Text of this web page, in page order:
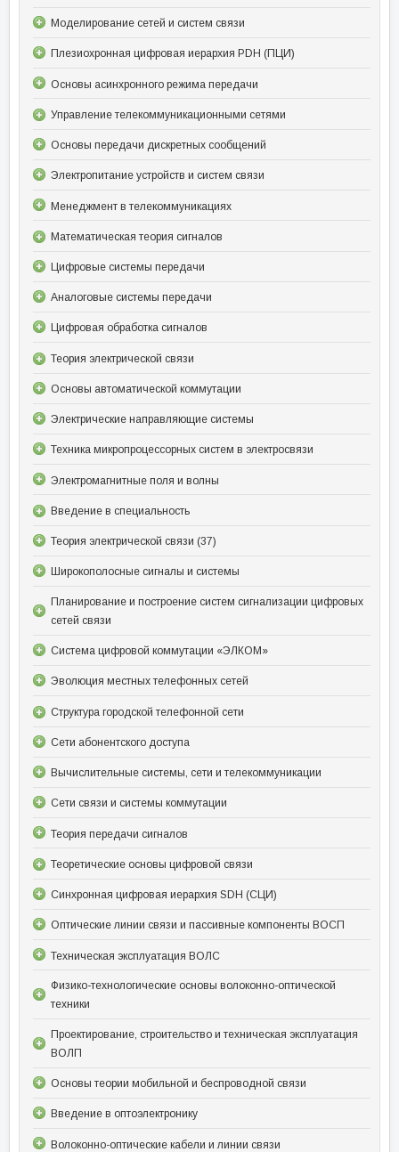
Моделирование сетей и систем связи
Плезиохронная цифровая иерархия PDH (ПЦИ)
Основы асинхронного режима передачи
Управление телекоммуникационными сетями
Основы передачи дискретных сообщений
Электропитание устройств и систем связи
Менеджмент в телекоммуникациях
Математическая теория сигналов
Цифровые системы передачи
Аналоговые системы передачи
Цифровая обработка сигналов
Теория электрической связи
Основы автоматической коммутации
Электрические направляющие системы
Техника микропроцессорных систем в электросвязи
Электромагнитные поля и волны
Введение в специальность
Теория электрической связи (37)
Широкополосные сигналы и системы
Планирование и построение систем сигнализации цифровых
сетей связи
Система цифровой коммутации «ЭЛКОМ»
Эволюция местных телефонных сетей
Структура городской телефонной сети
Сети абонентского доступа
Вычислительные системы, сети и телекоммуникации
Сети связи и системы коммутации
Теория передачи сигналов
Теоретические основы цифровой связи
Синхронная цифровая иерархия SDH (СЦИ)
Оптические линии связи и пассивные компоненты ВОСП
Техническая эксплуатация ВОЛС
Физико-технологические основы волоконно-оптической
техники
Проектирование, строительство и техническая эксплуатация
ВОЛП
Основы теории мобильной и беспроводной связи
Введение в оптоэлектронику
Волоконно-оптические кабели и линии связи